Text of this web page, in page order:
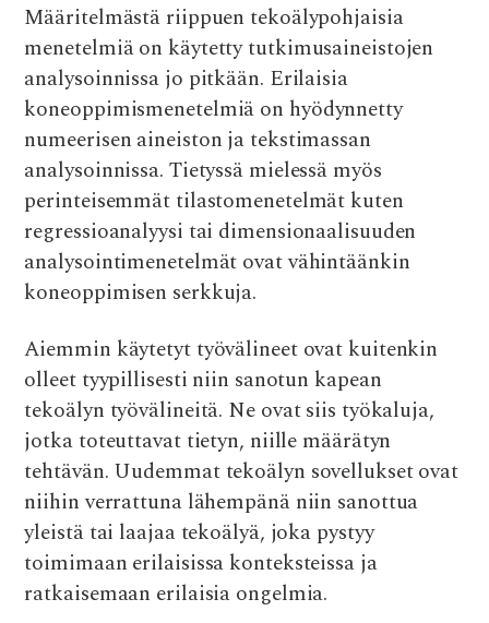
Määritelmästä riippuen tekoälypohjaisia
menetelmiä on käytetty tutkimusaineistojen
analysoinnissa jo pitkään. Erilaisia
koneoppimismenetelmiä on hyödynnetty
numeerisen aineiston ja tekstimassan
analysoinnissa. Tietyssä mielessä myös
perinteisemmät tilastomenetelmät kuten
regressioanalyysi tai dimensionaalisuuden
analysointimenetelmät ovat vähintäänkin
koneoppimisen serkkuja.
Aiemmin käytetyt työvälineet ovat kuitenkin
olleet tyypillisesti niin sanotun kapean
tekoälyn työvälineitä. Ne ovat siis työkaluja,
jotka toteuttavat tietyn, niille määrätyn
tehtävän. Uudemmat tekoälyn sovellukset ovat
niihin verrattuna lähempänä niin sanottua
yleistä tai laajaa tekoälyä, joka pystyy
toimimaan erilaisissa konteksteissa ja
ratkaisemaan erilaisia ongelmia.